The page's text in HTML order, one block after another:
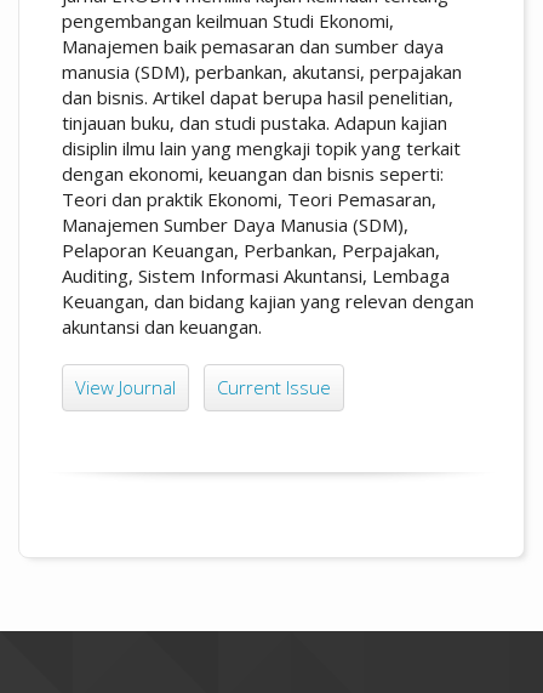
pengembangan keilmuan Studi Ekonomi,
Manajemen baik pemasaran dan sumber daya
manusia (SDM), perbankan, akutansi, perpajakan
dan bisnis. Artikel dapat berupa hasil penelitian,
tinjauan buku, dan studi pustaka. Adapun kajian
disiplin ilmu lain yang mengkaji topik yang terkait
dengan ekonomi, keuangan dan bisnis seperti:
Teori dan praktik Ekonomi, Teori Pemasaran,
Manajemen Sumber Daya Manusia (SDM),
Pelaporan Keuangan, Perbankan, Perpajakan,
Auditing, Sistem Informasi Akuntansi, Lembaga
Keuangan, dan bidang kajian yang relevan dengan
akuntansi dan keuangan.
View Journal Current Issue